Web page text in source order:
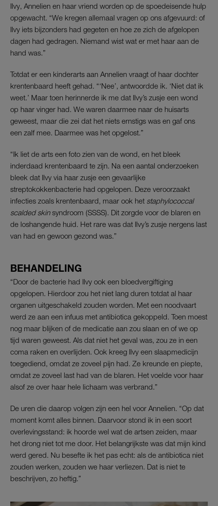
Ilvy, Annelien en haar vriend worden op de spoedeisende hulp
opgewacht. “We kregen allemaal vragen op ons afgevuurd: of
Ilvy iets bijzonders had gegeten en hoe ze zich de afgelopen
dagen had gedragen. Niemand wist wat er met haar aan de
hand was.”
Totdat er een kinderarts aan Annelien vraagt of haar dochter
krentenbaard heeft gehad. “‘Nee’, antwoordde ik. ‘Niet dat ik
weet.’ Maar toen herinnerde ik me dat Ilvy’s zusje een wond
op haar vinger had. We waren daarmee naar de huisarts
geweest, maar die zei dat het niets ernstigs was en gaf ons
een zalf mee. Daarmee was het opgelost.”
“Ik liet de arts een foto zien van de wond, en het bleek
inderdaad krentenbaard te zijn. Na een aantal onderzoeken
bleek dat Ilvy via haar zusje een gevaarlijke
streptokokkenbacterie had opgelopen. Deze veroorzaakt
infecties zoals krentenbaard, maar ook het staphylococcal
scalded skinsyndroom (SSSS). Dit zorgde voor de blaren en
de loshangende huid. Het rare was dat Ilvy’s zusje nergens last
van had en gewoon gezond was.”
BEHANDELING
“Door de bacterie had Ilvy ook een bloedvergiftiging
opgelopen. Hierdoor zou het niet lang duren totdat al haar
organen uitgeschakeld zouden worden. Met een noodvaart
werd ze aan een infuus met antibiotica gekoppeld. Toen moest
nog maar blijken of de medicatie aan zou slaan en of we op
tijd waren geweest. Als dat niet het geval was, zou ze in een
coma raken en overlijden. Ook kreeg Ilvy een slaapmedicijn
toegediend, omdat ze zoveel pijn had. Ze kreunde en piepte,
omdat ze zoveel last had van de blaren. Het voelde voor haar
alsof ze over haar hele lichaam was verbrand.”
De uren die daarop volgen zijn een hel voor Annelien. “Op dat
moment komt alles binnen. Daarvoor stond ik in een soort
overlevingsstand: ik hoorde wel wat de artsen zeiden, maar
het drong niet tot me door. Het belangrijkste was dat mijn kind
werd gered. Nu besefte ik het pas echt: als de antibiotica niet
zouden werken, zouden we haar verliezen. Dat is niet te
beschrijven, zo heftig.”